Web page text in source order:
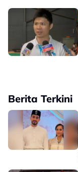
Berita Terkini